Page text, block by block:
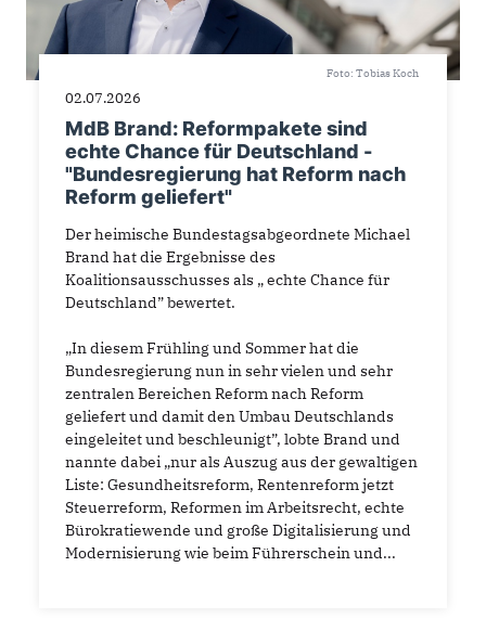
Foto: Tobias Koch
02.07.2026
MdB Brand: Reformpakete sind
echte Chance für Deutschland -
"Bundesregierung hat Reform nach
Reform geliefert"
Der heimische Bundestagsabgeordnete Michael
Brand hat die Ergebnisse des
Koalitionsausschusses als „ echte Chance für
Deutschland” bewertet.
„In diesem Frühling und Sommer hat die
Bundesregierung nun in sehr vielen und sehr
zentralen Bereichen Reform nach Reform
geliefert und damit den Umbau Deutschlands
eingeleitet und beschleunigt”, lobte Brand und
nannte dabei „nur als Auszug aus der gewaltigen
Liste: Gesundheitsreform, Rentenreform jetzt
Steuerreform, Reformen im Arbeitsrecht, echte
Bürokratiewende und große Digitalisierung und
Modernisierung wie beim Führerschein und...